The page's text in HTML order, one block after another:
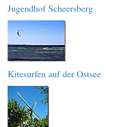
Jugendhof Scheersberg
Kitesurfen auf der Ostsee